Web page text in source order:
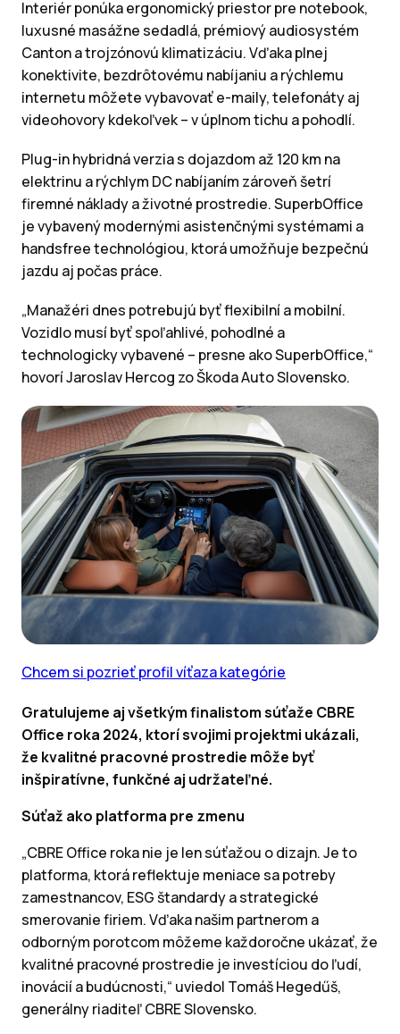
Interiér ponúka ergonomický priestor pre notebook,
luxusné masážne sedadlá, prémiový audiosystém
Canton a trojzónovú klimatizáciu. Vďaka plnej
konektivite, bezdrôtovému nabíjaniu a rýchlemu
internetu môžete vybavovať e-maily, telefonáty aj
videohovory kdekoľvek – v úplnom tichu a pohodlí.
Plug-in hybridná verzia s dojazdom až 120 km na
elektrinu a rýchlym DC nabíjaním zároveň šetrí
firemné náklady a životné prostredie. SuperbOffice
je vybavený modernými asistenčnými systémami a
handsfree technológiou, ktorá umožňuje bezpečnú
jazdu aj počas práce.
„Manažéri dnes potrebujú byť flexibilní a mobilní.
Vozidlo musí byť spoľahlivé, pohodlné a
technologicky vybavené – presne ako SuperbOffice,“
hovorí Jaroslav Hercog zo Škoda Auto Slovensko.
Chcem si pozrieť profil víťaza kategórie
Gratulujeme aj všetkým finalistom súťaže CBRE
Office roka 2024, ktorí svojimi projektmi ukázali,
že kvalitné pracovné prostredie môže byť
inšpiratívne, funkčné aj udržateľné.
Súťaž ako platforma pre zmenu
„CBRE Office roka nie je len súťažou o dizajn. Je to
platforma, ktorá reflektuje meniace sa potreby
zamestnancov, ESG štandardy a strategické
smerovanie firiem. Vďaka našim partnerom a
odborným porotcom môžeme každoročne ukázať, že
kvalitné pracovné prostredie je investíciou do ľudí,
inovácií a budúcnosti,“ uviedol Tomáš Hegedűš,
generálny riaditeľ CBRE Slovensko.